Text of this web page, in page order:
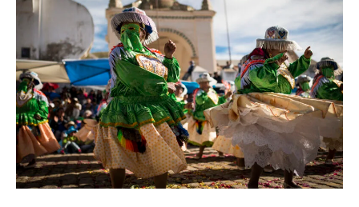
Karneval
Santa
Cruz
de
Tenerife:
Farben,
Musik
und
pure